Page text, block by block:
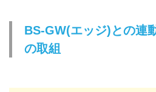
BS-GW(エッジ)との連
の取組